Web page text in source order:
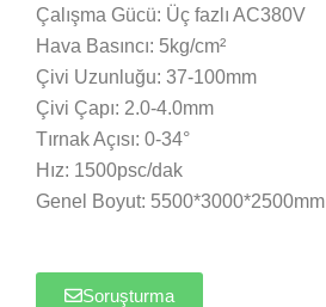
Çalışma Gücü: Üç fazlı AC380V
Hava Basıncı: 5kg/cm²
Çivi Uzunluğu: 37-100mm
Çivi Çapı: 2.0-4.0mm
Tırnak Açısı: 0-34°
Hız: 1500psc/dak
Genel Boyut: 5500*3000*2500mm
Soruşturma